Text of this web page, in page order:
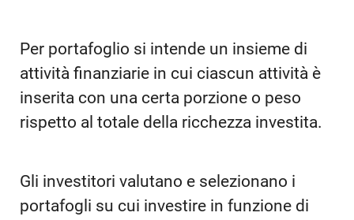
Per portafoglio si intende un insieme di
attività finanziarie in cui ciascun attività è
inserita con una certa porzione o peso
rispetto al totale della ricchezza investita.
Gli investitori valutano e selezionano i
portafogli su cui investire in funzione di